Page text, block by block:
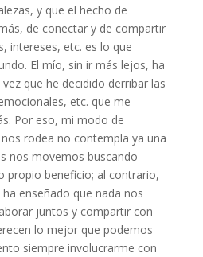
y que el hecho de
de conectar y de compartir
intereses, etc. es lo que
El mío, sin ir más lejos, ha
que he decidido derribar las
etc. que me
Por eso, mi modo de
rodea no contempla ya una
nos movemos buscando
propio beneficio; al contrario,
enseñado que nada nos
juntos y compartir con
lo mejor que podemos
siempre involucrarme con